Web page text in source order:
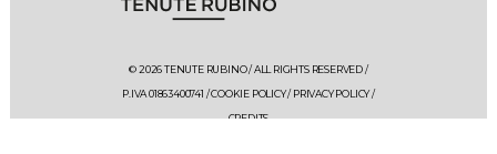
© 2026 TENUTE RUBINO / ALL RIGHTS RESERVED /
P.IVA 01863400741 /COOKIE POLICY/PRIVACY POLICY/
CREDITS